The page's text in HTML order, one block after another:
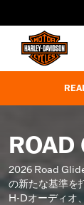
ROAD
2026 Road
の新たな基準を
H-Dオーディオ